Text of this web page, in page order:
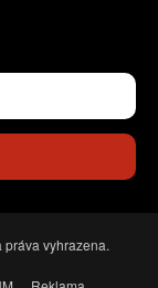
práva vyhrazena.